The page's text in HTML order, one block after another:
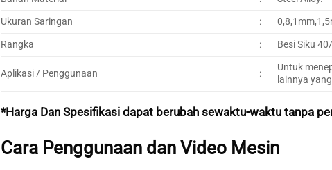
Ukuran Saringan
:
Rangka
: Besi Siku
Aplikasi / Penggunaan :
Untuk
lainnya
*Harga Dan Spesifikasi dapat berubah sewaktu-waktu tanpa
Cara Penggunaan dan Video Mesin